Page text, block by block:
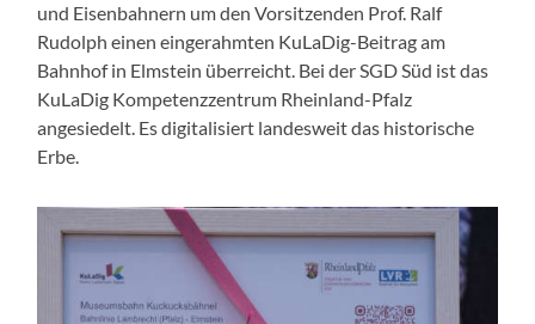
und Eisenbahnern um den Vorsitzenden Prof. Ralf
Rudolph einen eingerahmten KuLaDig-Beitrag am
Bahnhof in Elmstein überreicht. Bei der SGD Süd ist das
KuLaDig Kompetenzzentrum Rheinland-Pfalz
angesiedelt. Es digitalisiert landesweit das historische
Erbe.